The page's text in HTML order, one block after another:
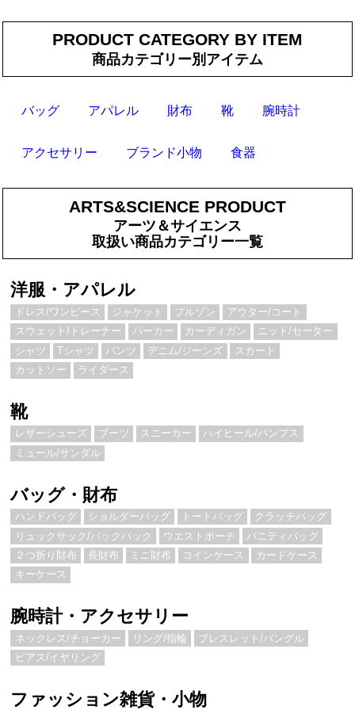
PRODUCT CATEGORY BY ITEM
商品カテゴリー別アイテム
バッグ アパレル 財布 靴 腕時計
アクセサリー ブランド小物 食器
ARTS&SCIENCE PRODUCT
アーツ＆サイエンス
取扱い商品カテゴリー一覧
洋服・アパレル
ドレス/ワンピース ジャケット ブルゾン
アウター/コート
スウェット/トレーナー
パーカー カーディガン
ニット/セーター
シャツ
Tシャツ パンツ デニム/ジーンズ
スカート
カットソー
ライダース
靴
レザーシューズ ブーツ スニーカー
ハイヒール/パンプス
ミュール/サンダル
バッグ・財布
ハンドバッグ ショルダーバッグ トートバッグ
クラッチバッグ
リュックサック/バックパック
ウエストポーチ
バニティバッグ
２つ折り財布
長財布 ミニ財布 コインケース
カードケース
キーケース
腕時計・アクセサリー
ネックレス/チョーカー リング/指輪
ブレスレット/バングル
ピアス/イヤリング
ファッション雑貨・小物